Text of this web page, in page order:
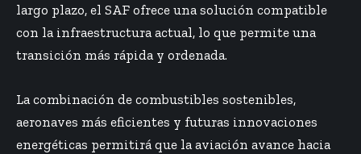
largo plazo, el SAF ofrece una solución compatible
con la infraestructura actual, lo que permite una
transición más rápida y ordenada.
La combinación de combustibles sostenibles,
aeronaves más eficientes y futuras innovaciones
energéticas permitirá que la aviación avance hacia